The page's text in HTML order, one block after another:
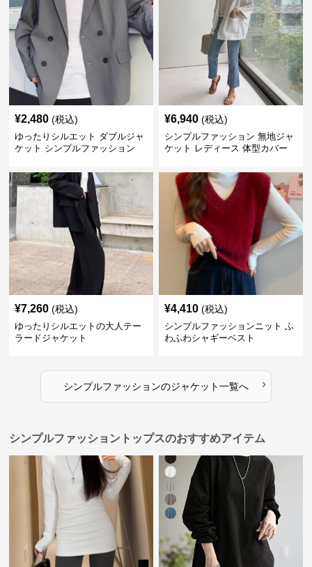
¥2,480 (税込)
ゆったりシルエット ダブルジャ
ケット シンプルファッション
¥6,940 (税込)
シンプルファッション 無地ジャ
ケット レディース 体型カバー
¥7,260 (税込)
ゆったりシルエットの大人テー
ラードジャケット
¥4,410 (税込)
シンプルファッションニット ふ
わふわシャギーベスト
シンプルファッションのジャケット一覧へ ›
シンプルファッショントップスのおすすめアイテム